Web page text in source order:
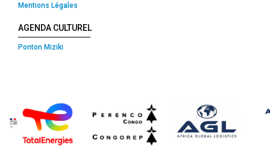
Mentions Légales
AGENDA CULTUREL
Ponton Miziki